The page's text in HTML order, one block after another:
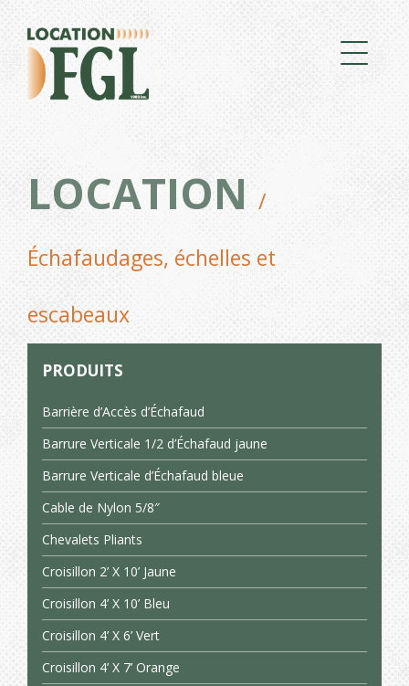
LOCATION /
Échafaudages, échelles et
escabeaux
PRODUITS
Barrière d’Accès d’Échafaud
Barrure Verticale 1/2 d’Échafaud jaune
Barrure Verticale d’Échafaud bleue
Cable de Nylon 5/8″
Chevalets Pliants
Croisillon 2’ X 10’ Jaune
Croisillon 4’ X 10’ Bleu
Croisillon 4’ X 6’ Vert
Croisillon 4’ X 7’ Orange